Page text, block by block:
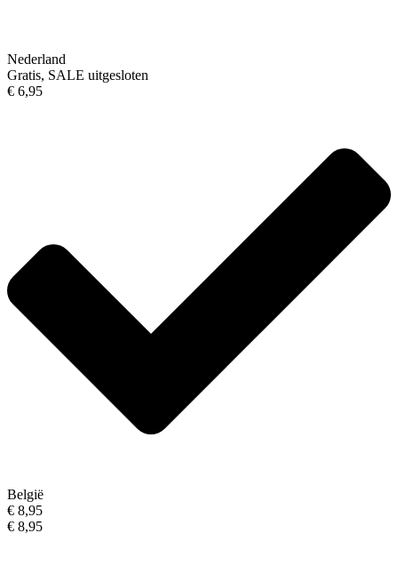
Nederland
Gratis, SALE uitgesloten
€ 6,95
België
€ 8,95
€ 8,95